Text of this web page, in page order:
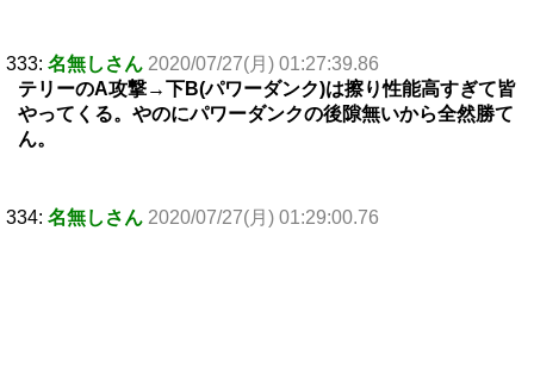
333: 名無しさん 2020/07/27(月) 01:27:39.86
テリーのA攻撃→下B(パワーダンク)は擦り性能高すぎて皆
やってくる。やのにパワーダンクの後隙無いから全然勝て
ん。
334: 名無しさん 2020/07/27(月) 01:29:00.76